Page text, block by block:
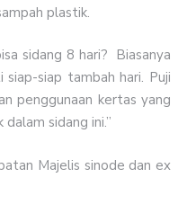
plastik.
sidang 8 hari? Biasanya
siap tambah hari. Puji
penggunaan kertas yang
sidang ini.”
Majelis sinode dan ex